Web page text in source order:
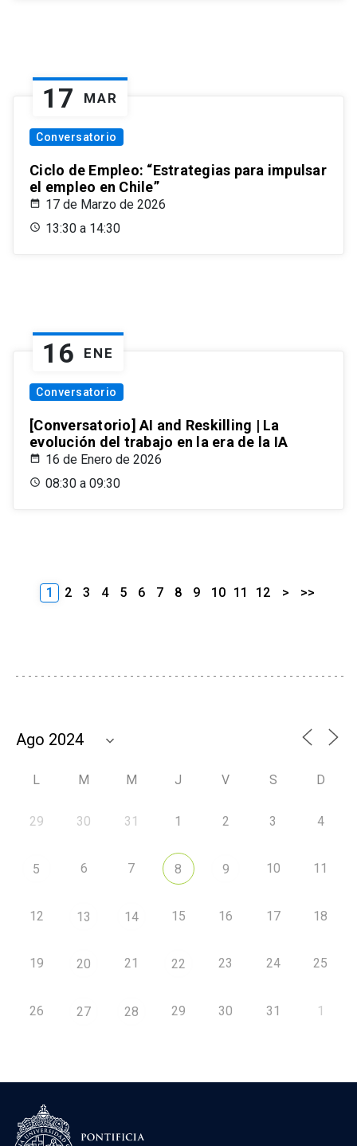
17 MAR
Conversatorio
Ciclo de Empleo: “Estrategias para impulsar
el empleo en Chile”
17 de Marzo de 2026
13:30 a 14:30
16 ENE
Conversatorio
[Conversatorio] AI and Reskilling | La
evolución del trabajo en la era de la IA
16 de Enero de 2026
08:30 a 09:30
1 2 3 4 5 6 7 8 9 10 11 12 > >>
L M M J V S D
29 30 31 1 2 3 4
5 6 7 8 9 10 11
12 13 14 15 16 17 18
19 20 21 22 23 24 25
26 27 28 29 30 31 1